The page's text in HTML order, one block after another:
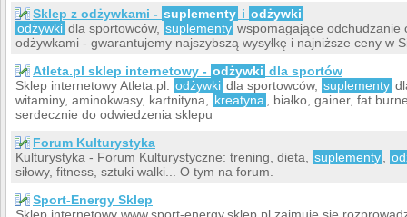
Sklep z odżywkami - suplementy i odżywki
odżywki dla sportowców, suplementy wspomagające odchudzanie
odżywkami - gwarantujemy najszybszą wysyłkę i najniższe ceny w
Atleta.pl sklep internetowy - odżywki dla sportów
Sklep internetowy Atleta.pl: odżywki dla sportowców, suplementy
witaminy, aminokwasy, kartnityna,
kreatyna
, białko, gainer, fat
serdecznie do odwiedzenia sklepu
Forum Kulturystyka
Kulturystyka - Forum Kulturystyczne: trening, dieta,
suplementy
siłowy, fitness, sztuki walki... O tym na forum.
Sport-Energy Sklep